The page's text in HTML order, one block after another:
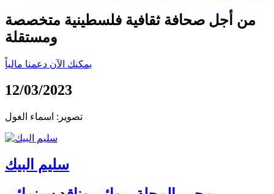
من أجل صحافة ثقافية فلسطينية متخصصة
ومستقلة
يمكنك الآن دعمنا مالياً
12/03/2023
تصوير: اسماء الغول
سليم البيك